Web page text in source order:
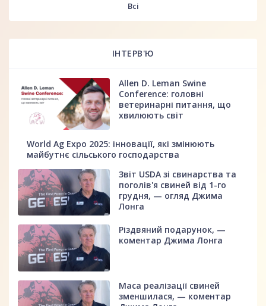
Всі
ІНТЕРВ'Ю
Allen D. Leman Swine
Conference: головні
ветеринарні питання, що
хвилюють світ
World Ag Expo 2025: інновації, які змінюють
майбутнє сільського господарства
Звіт USDA зі свинарства та
поголів'я свиней від 1-го
грудня, — огляд Джима
Лонга
Різдвяний подарунок, —
коментар Джима Лонга
Маса реалізації свиней
зменшилася, — коментар